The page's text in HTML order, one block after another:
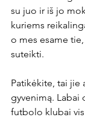
su juo ir iš jo
kuriems
o mes esame
suteikti.
Patikėkite, tai jie
gyvenimą. Labai
futbolo klubai